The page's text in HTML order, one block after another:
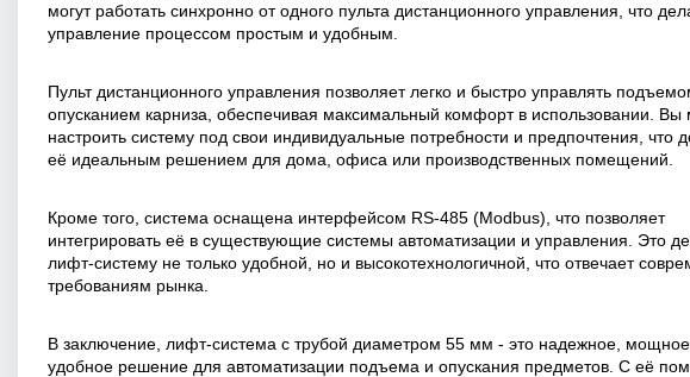
могут работать синхронно от одного пульта дистанционного управления, что
управление процессом простым и удобным.
Пульт дистанционного управления позволяет легко и быстро управлять
опусканием карниза, обеспечивая максимальный комфорт в использовании. Вы
настроить систему под свои индивидуальные потребности и предпочтения, что
её идеальным решением для дома, офиса или производственных помещений.
Кроме того, система оснащена интерфейсом RS-485 (Modbus), что позволяет
интегрировать её в существующие системы автоматизации и управления. Это
лифт-систему не только удобной, но и высокотехнологичной, что отвечает
требованиям рынка.
В заключение, лифт-система с трубой диаметром 55 мм - это надежное,
удобное решение для автоматизации подъема и опускания предметов. С её